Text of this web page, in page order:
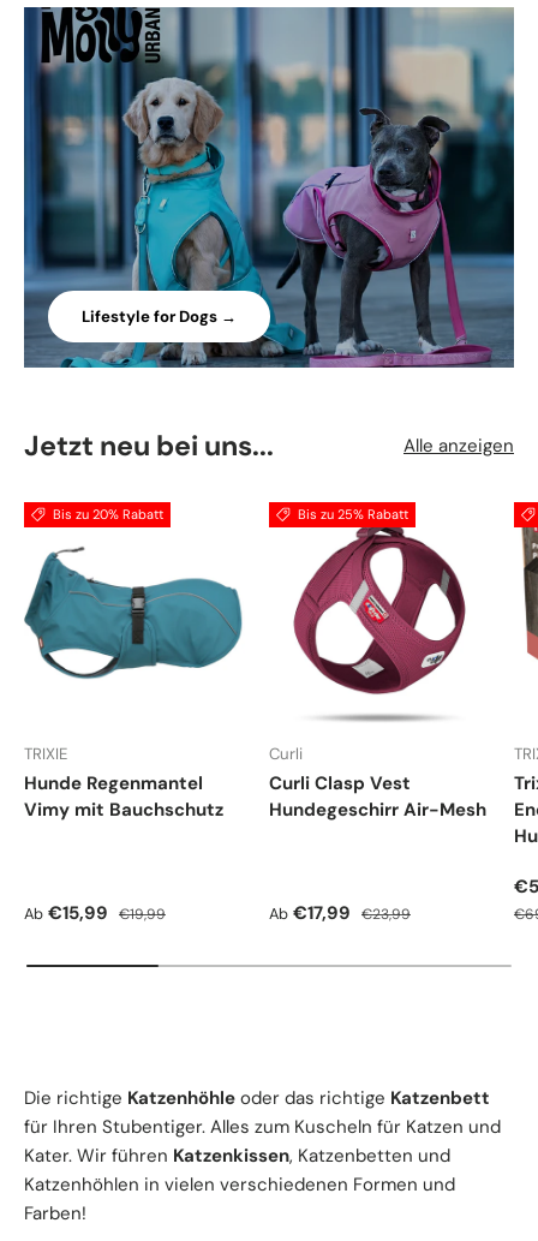
Lifestyle for Dogs →
Jetzt neu bei uns... Alle anzeigen
Bis zu 20% Rabatt
TRIXIE
Hunde Regenmantel
Vimy mit Bauchschutz
Verkaufspreis
Ab €15,99 Normaler Preis
€19,99
Bis zu 25% Rabatt
Curli
Curli Clasp Vest
Hundegeschirr Air-Mesh
Verkaufspreis
Ab €17,99 Normaler Preis
€23,99
Die richtige Katzenhöhle oder das richtige Katzenbett
für Ihren Stubentiger. Alles zum Kuscheln für Katzen und
Kater. Wir führen Katzenkissen, Katzenbetten und
Katzenhöhlen in vielen verschiedenen Formen und
Farben!